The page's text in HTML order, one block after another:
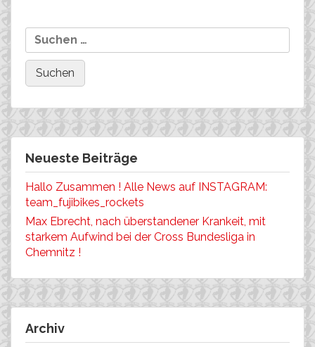
Neueste Beiträge
Hallo Zusammen ! Alle News auf INSTAGRAM:
team_fujibikes_rockets
Max Ebrecht, nach überstandener Krankeit, mit
starkem Aufwind bei der Cross Bundesliga in
Chemnitz !
Archiv